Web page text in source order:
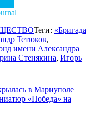
Теги: «Бригада
Тетюков,
имени Александра
Стенякина, Игорь
в Мариуполе
«Победа» на